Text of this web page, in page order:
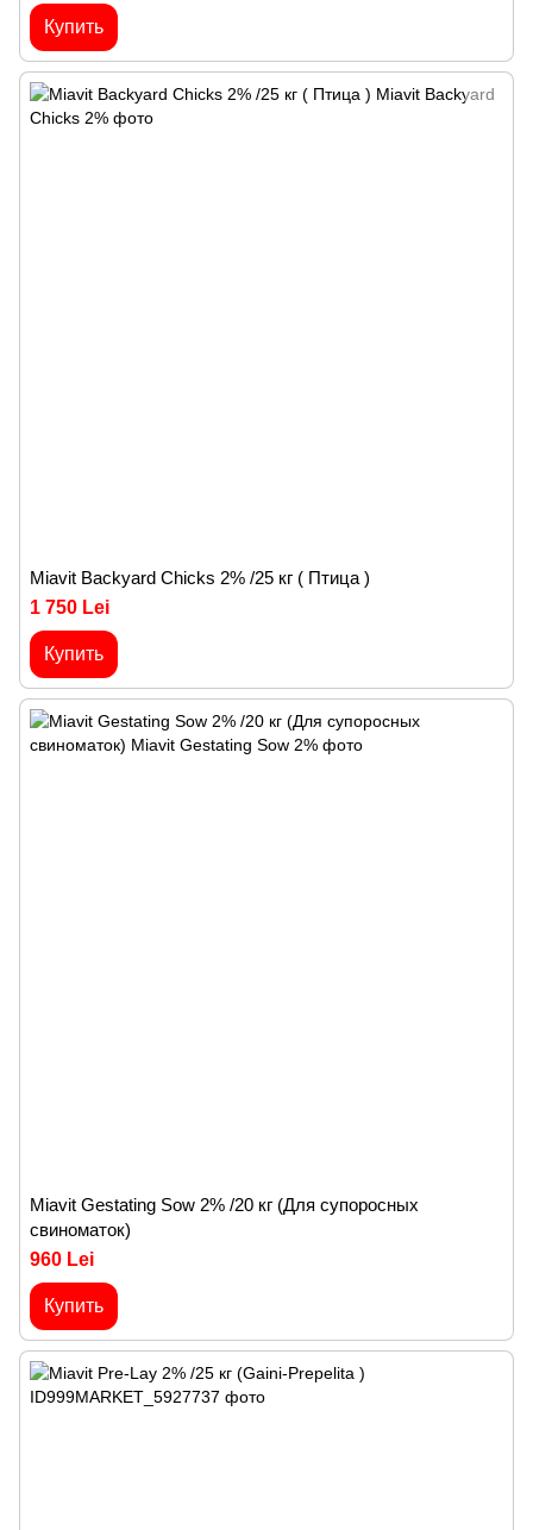
Купить
Miavit Backyard Chicks 2% /25 кг ( Птица )
1 750 Lei
Купить
Miavit Gestating Sow 2% /20 кг (Для супоросных
свиноматок)
960 Lei
Купить